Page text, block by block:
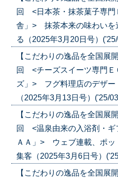
回 <日本茶・抹茶菓子専門
舎」> 抹茶本来の味わいを
る（2025年3月20日号）
【こだわりの逸品を全国展
回 <チーズスイーツ専門Ｅ
ズ」> フグ料理店のデザー
（2025年3月13日号）('25/
【こだわりの逸品を全国展
回 <温泉由来の入浴剤・ギ
ＡＡ」> ウェブ連載、ポッ
集客（2025年3月6日号）
【こだわりの逸品を全国展